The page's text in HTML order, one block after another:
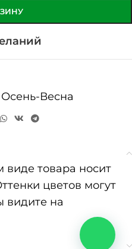
Осень-Весна
товара носит
цветов могут
видите на